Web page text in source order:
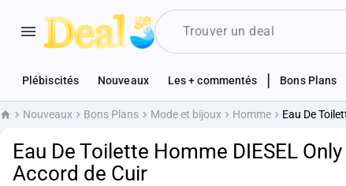
Plébiscités Nouveaux Les + commentés Bons Plans
AccueilNouveaux Bons Plans Mode et bijoux Homme Eau De
Eau De Toilette Homme DIESEL
Accord de Cuir